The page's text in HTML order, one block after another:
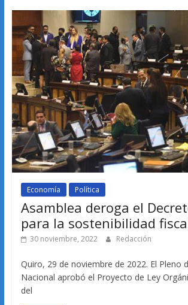
Economía Política
Asamblea deroga el
para la sostenibilidad
30 noviembre, 2022 Redacción
Quiro, 29 de noviembre de 2022. El Pleno
Nacional aprobó el Proyecto de Ley
del